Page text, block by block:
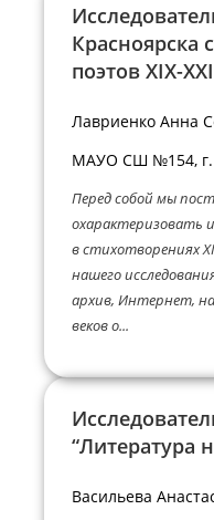
Красноярска
поэтов XIX-
Лавриенко Анна
МАУО СШ №154, г.
Перед собой мы
охарактеризовать
в стихотворениях
нашего
архив, Интернет,
веков о...
“Литература
Васильева